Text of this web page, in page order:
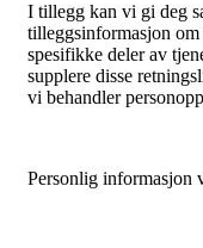
I tillegg kan vi gi deg
tilleggsinformasjon
spesifikke deler av
supplere disse
vi behandler
Personlig informasjon